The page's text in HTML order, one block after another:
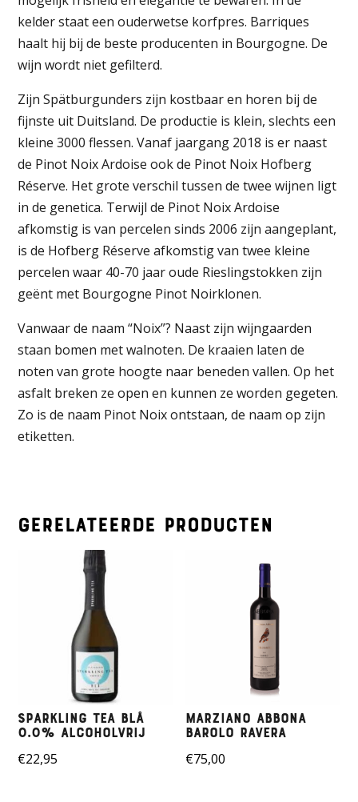
kelder staat een ouderwetse korfpres. Barriques
haalt hij bij de beste producenten in Bourgogne. De
wijn wordt niet gefilterd.
Zijn Spätburgunders zijn kostbaar en horen bij de
fijnste uit Duitsland. De productie is klein, slechts een
kleine 3000 flessen. Vanaf jaargang 2018 is er naast
de Pinot Noix Ardoise ook de Pinot Noix Hofberg
Réserve. Het grote verschil tussen de twee wijnen ligt
in de genetica. Terwijl de Pinot Noix Ardoise
afkomstig is van percelen sinds 2006 zijn aangeplant,
is de Hofberg Réserve afkomstig van twee kleine
percelen waar 40-70 jaar oude Rieslingstokken zijn
geënt met Bourgogne Pinot Noirklonen.
Vanwaar de naam “Noix”? Naast zijn wijngaarden
staan bomen met walnoten. De kraaien laten de
noten van grote hoogte naar beneden vallen. Op het
asfalt breken ze open en kunnen ze worden gegeten.
Zo is de naam Pinot Noix ontstaan, de naam op zijn
etiketten.
Gerelateerde producten
Sparkling Tea BLÅ
0.0% ALCOHOLVRIJ
€22,95
Marziano Abbona
Barolo Ravera
€75,00